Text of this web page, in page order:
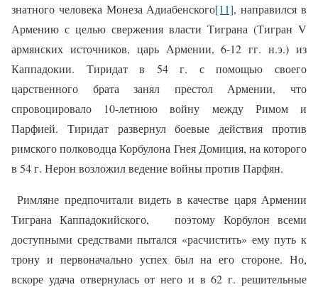
знатного человека Монеза Адиабенского[11], направился в
Армению с целью свержения власти Тиграна (Тигран V
армянских источников, царь Армении, 6-12 гг. н.э.) из
Каппадокии. Тиридат в 54 г. с помощью своего
царственного брата занял престол Армении, что
спровоцировало 10-летнюю войну между Римом и
Парфией. Тиридат развернул боевые действия против
римского полководца Корбулона Гнея Домиция, на которого
в 54 г. Нерон возложил ведение войны против Парфян.
Римляне предпочитали видеть в качестве царя Армении
Тиграна Каппадокийского,
поэтому Корбулон всеми
доступными средствами пытался «расчистить» ему путь к
трону и первоначально успех был на его стороне. Но,
вскоре удача отвернулась от него и в 62 г. решительные